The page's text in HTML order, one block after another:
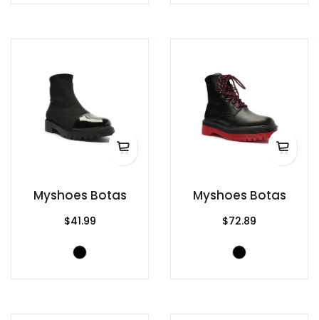
Myshoes Botas
$41.99
Myshoes Botas
$72.89